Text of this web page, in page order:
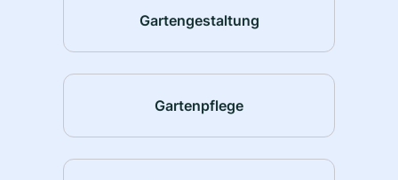
Gartengestaltung
Gartenpflege